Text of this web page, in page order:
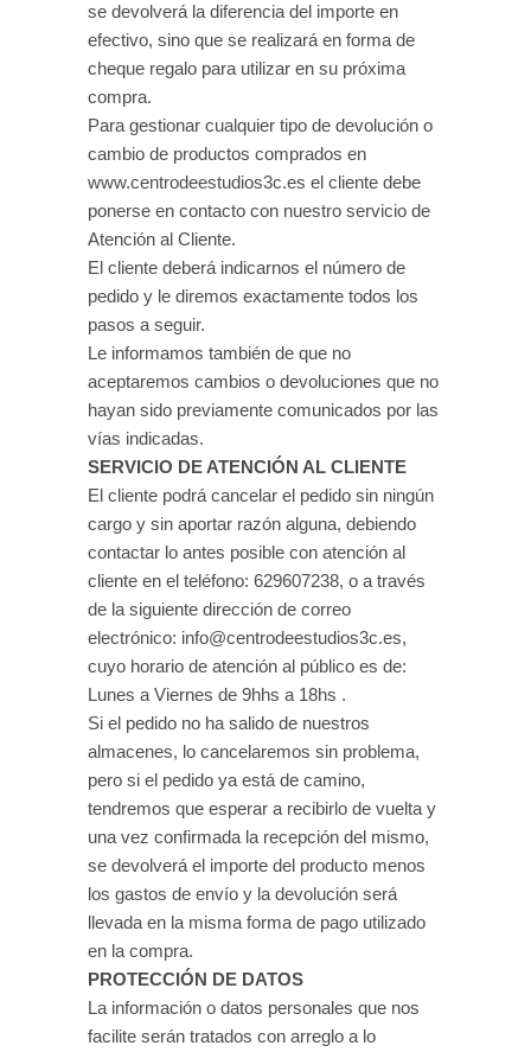
se devolverá la diferencia del importe en
efectivo, sino que se realizará en forma de
cheque regalo para utilizar en su próxima
compra.
Para gestionar cualquier tipo de devolución o
cambio de productos comprados en
www.centrodeestudios3c.es el cliente debe
ponerse en contacto con nuestro servicio de
Atención al Cliente.
El cliente deberá indicarnos el número de
pedido y le diremos exactamente todos los
pasos a seguir.
Le informamos también de que no
aceptaremos cambios o devoluciones que no
hayan sido previamente comunicados por las
vías indicadas.
SERVICIO DE ATENCIÓN AL CLIENTE
El cliente podrá cancelar el pedido sin ningún
cargo y sin aportar razón alguna, debiendo
contactar lo antes posible con atención al
cliente en el teléfono: 629607238, o a través
de la siguiente dirección de correo
electrónico: info@centrodeestudios3c.es,
cuyo horario de atención al público es de:
Lunes a Viernes de 9hhs a 18hs .
Si el pedido no ha salido de nuestros
almacenes, lo cancelaremos sin problema,
pero si el pedido ya está de camino,
tendremos que esperar a recibirlo de vuelta y
una vez confirmada la recepción del mismo,
se devolverá el importe del producto menos
los gastos de envío y la devolución será
llevada en la misma forma de pago utilizado
en la compra.
PROTECCIÓN DE DATOS
La información o datos personales que nos
facilite serán tratados con arreglo a lo